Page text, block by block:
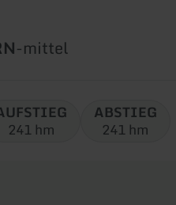
-Schwierigkeit:
mittel
241 hm
ABSTIEG
241 hm